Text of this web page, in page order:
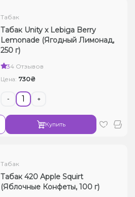
Табак
Табак Unity x Lebiga Berry
Lemonade (Ягодный Лимонад,
250 г)
34 Отзывов
Цена: 730₴
- +
Купить
Табак
Табак 420 Apple Squirt
(Яблочные Конфеты, 100 г)